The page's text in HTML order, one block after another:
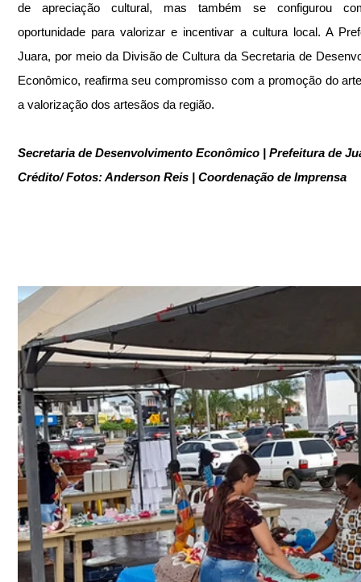
de apreciação cultural, mas também se configurou
oportunidade para valorizar e incentivar a cultura local. A
Juara, por meio da Divisão de Cultura da Secretaria de
Econômico, reafirma seu compromisso com a promoção do
a valorização dos artesãos da região.
Secretaria de Desenvolvimento Econômico | Prefeitura de
Crédito/ Fotos: Anderson Reis | Coordenação de Imprensa